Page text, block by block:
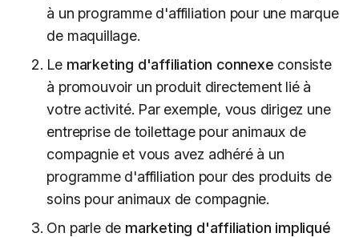
à un programme d'affiliation pour une marque
de maquillage.
Le marketing d'affiliation connexe consiste
à promouvoir un produit directement lié à
votre activité. Par exemple, vous dirigez une
entreprise de toilettage pour animaux de
compagnie et vous avez adhéré à un
programme d'affiliation pour des produits de
soins pour animaux de compagnie.
On parle de marketing d'affiliation impliqué